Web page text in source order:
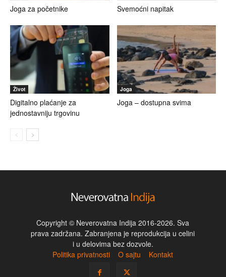
Joga za početnike Svemoćni napitak
Život
Digitalno plaćanje za
jednostavniju trgovinu
Joga
Joga – dostupna svima
Copyright © Neverovatna Indija 2016-2026. Sva
prava zadržana. Zabranjena je reprodukcija u celini
i u delovima bez dozvole.
Politika privatnosti
O sajtu Kontakt